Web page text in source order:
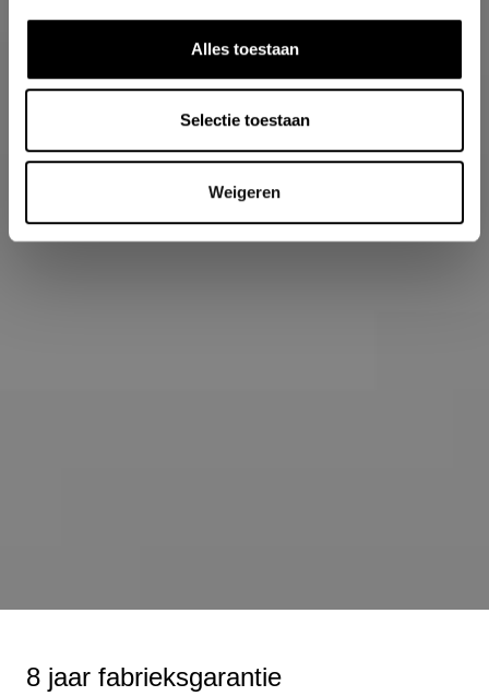
Alles toestaan
Selectie toestaan
Weigeren
8 jaar fabrieksgarantie